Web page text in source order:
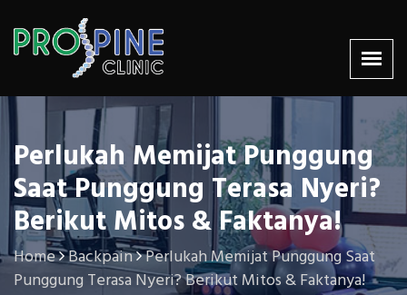
Perlukah Memijat Punggung
Saat Punggung Terasa Nyeri?
Berikut Mitos & Faktanya!
Home Backpain Perlukah Memijat Punggung Saat
Punggung Terasa Nyeri? Berikut Mitos & Faktanya!